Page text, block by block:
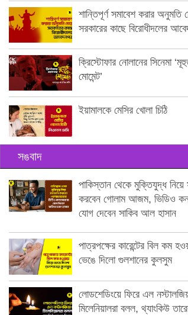
শান্তিপূর্ণ সমাবেশ করার অনুমতি
সরকারের কাছে বিরোধীদলের
ক্রিস্টোফার নোলানের সিনেমা
মোমেন্ট’
ইয়ামালকে মেসির খোলা চিঠি
সঙবাদ
পাকিস্তান থেকে মুক্তিযুদ্ধ নিয়ে
করবেন গোলাম আজম, ভিডিও
যোগ দেবেন সাকিব আল হাসান
পাত্রপক্ষের কারেন্টের বিল কম
ভেঙে দিলো গুলশানের কুলসুম
লোডশেডিংয়ে ফিরে এল
মিলেনিয়ালরা বলল, থ্যাংকিউ